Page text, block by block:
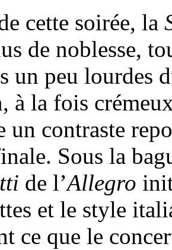
cette soirée, la
de noblesse,
un peu lourdes
à la fois
contraste
Sous la
de l’Allegro
et le style
ce que le